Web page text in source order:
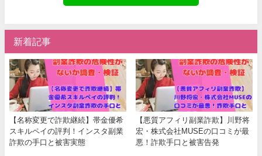
新着記事
【名称変更で詐欺継続】帯金優希
スキルペイの評判！インスタ副業
詐欺の手口と被害実態
【悪質アフィリ副業詐欺】川野将
宏・株式会社MUSEの口コミが最
悪！詐欺手口と被害告発